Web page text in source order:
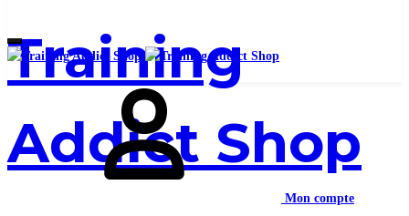
Training
Addict Shop
Mon compte